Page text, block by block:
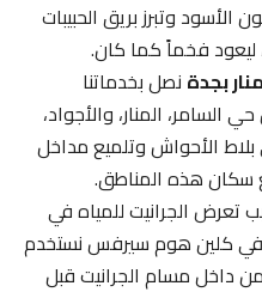
وتبرز بريق الحبيبات
فخماً كما كان.
بجدةنصل بخدماتنا
المنار، والأجواد،
الأحواش وتلميع مداخل
هذه المناطق.
الجرانيت للمياه في
كلين هوم سيرفس نستخدم
مسام الجرانيت قبل